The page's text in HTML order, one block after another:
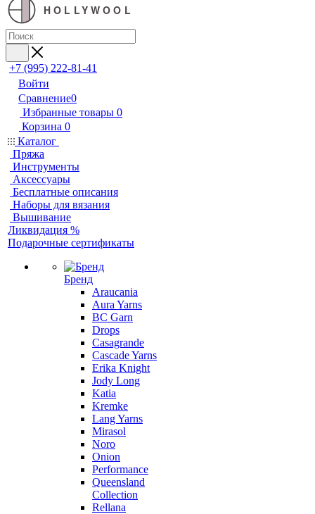
HOLLYWOOL
+7 (995) 222-81-41
Войти
Сравнение0
Избранные товары 0
Корзина 0
Каталог
Пряжа
Инструменты
Аксессуары
Бесплатные описания
Наборы для вязания
Вышивание
Ликвидация %
Подарочные сертификаты
Бренд
Araucania
Aura Yarns
BC Garn
Drops
Casagrande
Cascade Yarns
Erika Knight
Jody Long
Katia
Kremke
Lang Yarns
Mirasol
Noro
Onion
Performance
Queensland
Collection
Rellana